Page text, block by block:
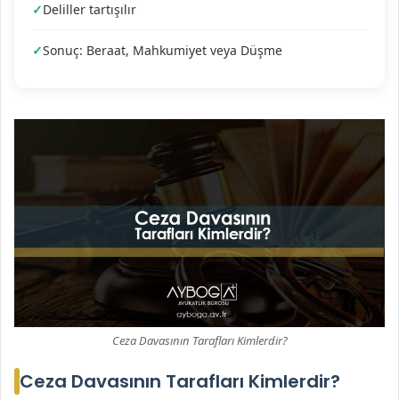
Deliller tartışılır
Sonuç: Beraat, Mahkumiyet veya Düşme
Ceza Davasının Tarafları Kimlerdir?
Ceza Davasının Tarafları Kimlerdir?